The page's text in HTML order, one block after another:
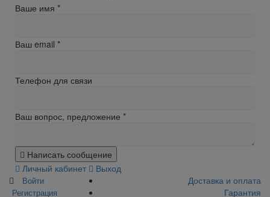
Ваше имя *
Ваш email *
Телефон для связи
Ваш вопрос, предложение *
Написать сообщение
Личный кабинет
Выход
Войти
Регистрация
Доставка и оплата
Гарантия